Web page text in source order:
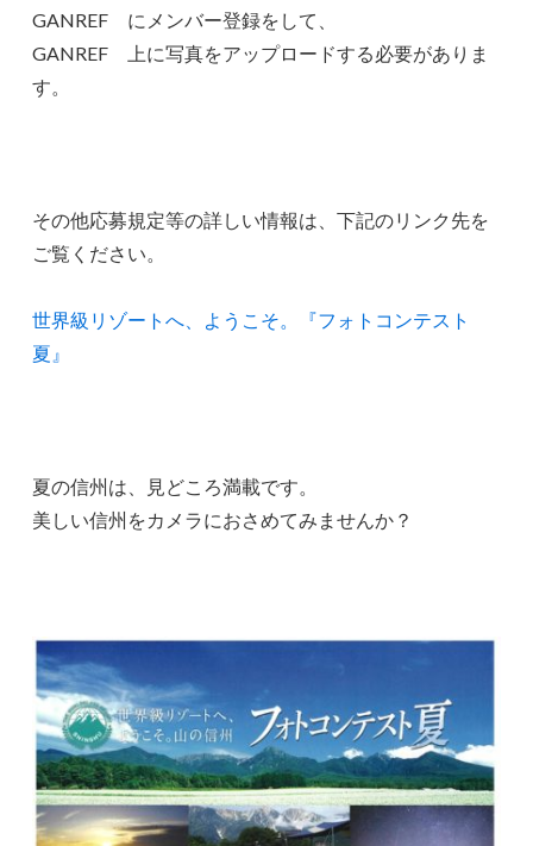
GANREF にメンバー登録をして、
GANREF 上に写真をアップロードする必要がありま
す。
その他応募規定等の詳しい情報は、下記のリンク先を
ご覧ください。
世界級リゾートへ、ようこそ。『フォトコンテスト
夏』
夏の信州は、見どころ満載です。
美しい信州をカメラにおさめてみませんか？